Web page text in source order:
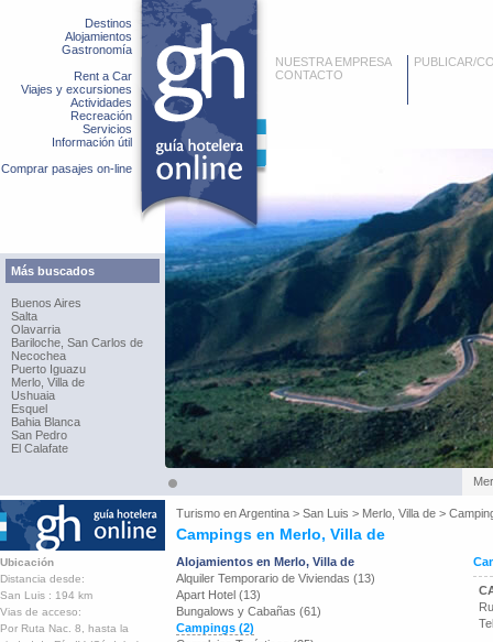
Destinos
Alojamientos
Gastronomía
Rent a Car
Viajes y excursiones
Actividades
Recreación
Servicios
Información útil
Comprar pasajes on-line
Más buscados
Buenos Aires
Salta
Olavarria
Bariloche, San Carlos de
Necochea
Puerto Iguazu
Merlo, Villa de
Ushuaia
Esquel
Bahia Blanca
San Pedro
El Calafate
NUESTRA EMPRESA
CONTACTO
PUBLICAR/
Turismo enArgentina > San Luis > Merlo, Villa de >
Campings en Merlo, Villa de
Ubicación
Distancia desde:
San Luis : 194 km
Vias de acceso:
Por Ruta Nac. 8, hasta la
Alojamientos en Merlo, Villa de
Alquiler Temporario de Viviendas (13)
Apart Hotel (13)
Bungalows y Cabañas (61)
Campings (2)